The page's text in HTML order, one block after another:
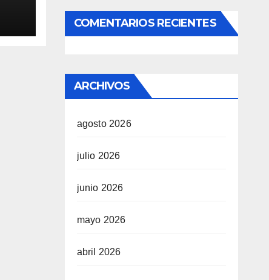
COMENTARIOS RECIENTES
ARCHIVOS
agosto 2026
julio 2026
junio 2026
mayo 2026
abril 2026